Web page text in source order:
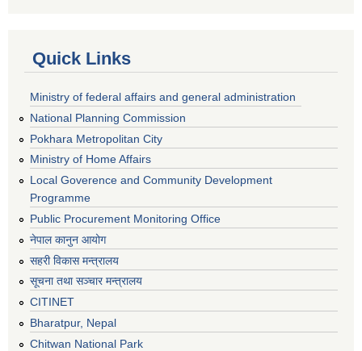
Quick Links
Ministry of federal affairs and general administration
National Planning Commission
Pokhara Metropolitan City
Ministry of Home Affairs
Local Goverence and Community Development
Programme
Public Procurement Monitoring Office
नेपाल कानुन आयोग
सहरी विकास मन्त्रालय
सूचना तथा सञ्चार मन्त्रालय
CITINET
Bharatpur, Nepal
Chitwan National Park